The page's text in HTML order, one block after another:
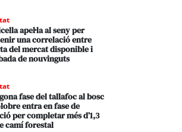
apel·la al seny per
una correlació entre
del mercat disponible i
de nouvinguts
fase del tallafoc al bosc
entra en fase de
per completar més d’1,3
camí forestal